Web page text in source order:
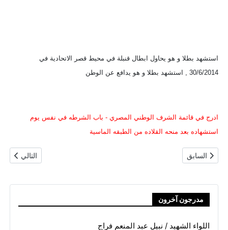
استشهد بطلا و هو يحاول ابطال قنبلة في محيط قصر الاتحادية في
30/6/2014 , استشهد بطلا و هو يدافع عن الوطن
ادرج في قائمة الشرف الوطني المصري - باب الشرطه في نفس يوم
استشهاده بعد منحه القلاده من الطبقه الماسية
المقال السابق: اللواء شرطه شهيد / خالد كال عثمان
السابق المقال
التالي
مدرجون آخرون
اللواء الشهيد / نبيل عبد المنعم فراج